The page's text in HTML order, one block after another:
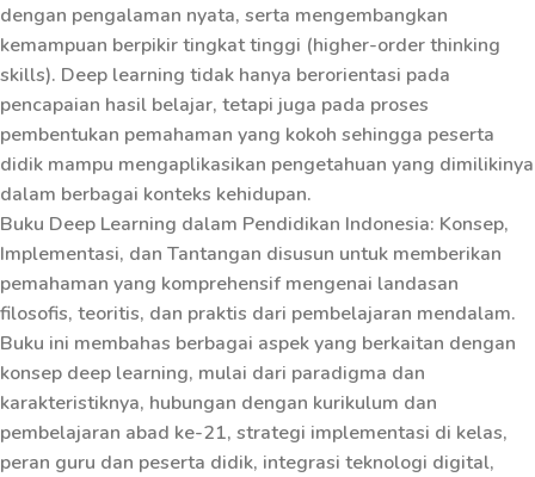
dengan pengalaman nyata, serta mengembangkan
kemampuan berpikir tingkat tinggi (higher-order thinking
skills). Deep learning tidak hanya berorientasi pada
pencapaian hasil belajar, tetapi juga pada proses
pembentukan pemahaman yang kokoh sehingga peserta
didik mampu mengaplikasikan pengetahuan yang dimilikinya
dalam berbagai konteks kehidupan.
Buku Deep Learning dalam Pendidikan Indonesia: Konsep,
Implementasi, dan Tantangan disusun untuk memberikan
pemahaman yang komprehensif mengenai landasan
filosofis, teoritis, dan praktis dari pembelajaran mendalam.
Buku ini membahas berbagai aspek yang berkaitan dengan
konsep deep learning, mulai dari paradigma dan
karakteristiknya, hubungan dengan kurikulum dan
pembelajaran abad ke-21, strategi implementasi di kelas,
peran guru dan peserta didik, integrasi teknologi digital,